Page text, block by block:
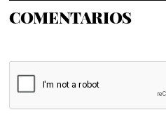
COMENTARIOS